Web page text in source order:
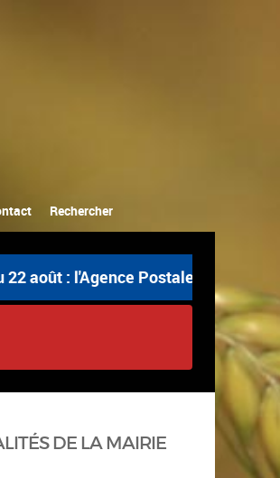
Rechercher
: l'Agence Postale Communale
DE LA MAIRIE